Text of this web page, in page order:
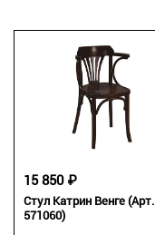
Стул Катрин Венге (Арт.
571060)
15 850 ₽